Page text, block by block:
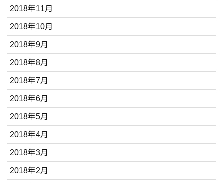
2018年11月
2018年10月
2018年9月
2018年8月
2018年7月
2018年6月
2018年5月
2018年4月
2018年3月
2018年2月